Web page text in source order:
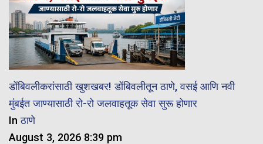
डोंबिवलीकरांसाठी खुशखबर! डोंबिवलीतून ठाणे, वसई आणि नवी
मुंबईत जाण्यासाठी रो-रो जलवाहतूक सेवा सुरू होणार
Inठाणे
August 3, 2026 8:39 pm